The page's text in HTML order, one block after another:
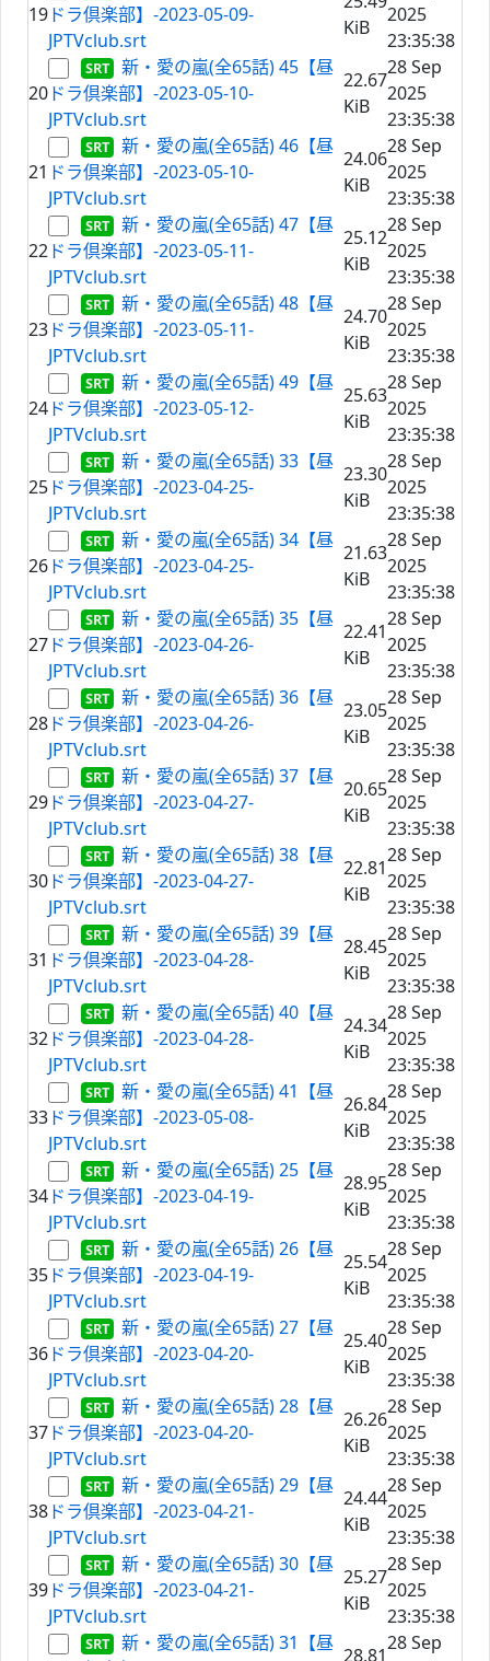
19ドラ倶楽部】-2023-05-09-
JPTVclub.srt
KiB
2025
23:35:38
20
新・愛の嵐(全65話) 45【昼
ドラ倶楽部】-2023-05-10-
JPTVclub.srt
22.67
KiB
28 Sep
2025
23:35:38
21
新・愛の嵐(全65話) 46【昼
ドラ倶楽部】-2023-05-10-
JPTVclub.srt
24.06
KiB
28 Sep
2025
23:35:38
22
新・愛の嵐(全65話) 47【昼
ドラ倶楽部】-2023-05-11-
JPTVclub.srt
25.12
KiB
28 Sep
2025
23:35:38
23
新・愛の嵐(全65話) 48【昼
ドラ倶楽部】-2023-05-11-
JPTVclub.srt
24.70
KiB
28 Sep
2025
23:35:38
24
新・愛の嵐(全65話) 49【昼
ドラ倶楽部】-2023-05-12-
JPTVclub.srt
25.63
KiB
28 Sep
2025
23:35:38
25
新・愛の嵐(全65話) 33【昼
ドラ倶楽部】-2023-04-25-
JPTVclub.srt
23.30
KiB
28 Sep
2025
23:35:38
26
新・愛の嵐(全65話) 34【昼
ドラ倶楽部】-2023-04-25-
JPTVclub.srt
21.63
KiB
28 Sep
2025
23:35:38
27
新・愛の嵐(全65話) 35【昼
ドラ倶楽部】-2023-04-26-
JPTVclub.srt
22.41
KiB
28 Sep
2025
23:35:38
28
新・愛の嵐(全65話) 36【昼
ドラ倶楽部】-2023-04-26-
JPTVclub.srt
23.05
KiB
28 Sep
2025
23:35:38
29
新・愛の嵐(全65話) 37【昼
ドラ倶楽部】-2023-04-27-
JPTVclub.srt
20.65
KiB
28 Sep
2025
23:35:38
30
新・愛の嵐(全65話) 38【昼
ドラ倶楽部】-2023-04-27-
JPTVclub.srt
22.81
KiB
28 Sep
2025
23:35:38
31
新・愛の嵐(全65話) 39【昼
ドラ倶楽部】-2023-04-28-
JPTVclub.srt
28.45
KiB
28 Sep
2025
23:35:38
32
新・愛の嵐(全65話) 40【昼
ドラ倶楽部】-2023-04-28-
JPTVclub.srt
24.34
KiB
28 Sep
2025
23:35:38
33
新・愛の嵐(全65話) 41【昼
ドラ倶楽部】-2023-05-08-
JPTVclub.srt
26.84
KiB
28 Sep
2025
23:35:38
34
新・愛の嵐(全65話) 25【昼
ドラ倶楽部】-2023-04-19-
JPTVclub.srt
28.95
KiB
28 Sep
2025
23:35:38
35
新・愛の嵐(全65話) 26【昼
ドラ倶楽部】-2023-04-19-
JPTVclub.srt
25.54
KiB
28 Sep
2025
23:35:38
36
新・愛の嵐(全65話) 27【昼
ドラ倶楽部】-2023-04-20-
JPTVclub.srt
25.40
KiB
28 Sep
2025
23:35:38
37
新・愛の嵐(全65話) 28【昼
ドラ倶楽部】-2023-04-20-
JPTVclub.srt
26.26
KiB
28 Sep
2025
23:35:38
38
新・愛の嵐(全65話) 29【昼
ドラ倶楽部】-2023-04-21-
JPTVclub.srt
24.44
KiB
28 Sep
2025
23:35:38
39
新・愛の嵐(全65話) 30【昼
ドラ倶楽部】-2023-04-21-
JPTVclub.srt
25.27
KiB
28 Sep
2025
23:35:38
新・愛の嵐(全65話) 31【昼
28.81
28 Sep